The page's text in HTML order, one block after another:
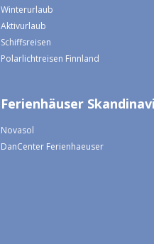
Winterurlaub
Aktivurlaub
Schiffsreisen
Polarlichtreisen Finnland
Ferienhäuser
Novasol
DanCenter Ferienhaeuser